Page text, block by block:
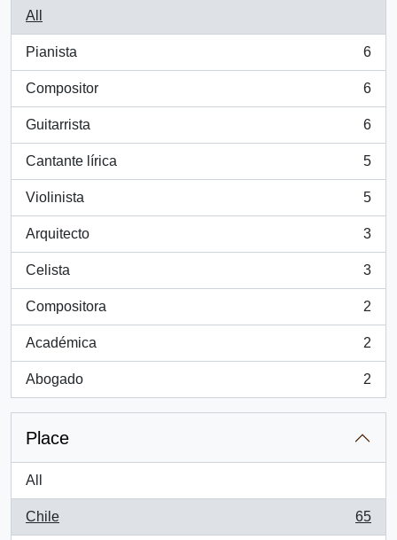
All
Pianista
, 6 results
6
Compositor
, 6 results
6
Guitarrista
, 6 results
6
Cantante lírica
, 5 results
5
Violinista
, 5 results
5
Arquitecto
, 3 results
3
Celista
, 3 results
3
Compositora
, 2 results
2
Académica
, 2 results
2
Abogado
, 2 results
2
Place
All
Chile
, 65 results
65